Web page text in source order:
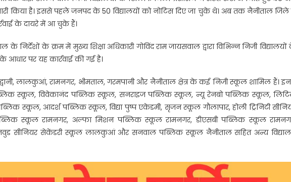
मनमानी
पर
बड़ा
जिला
प्रशासन
जारी
किए
49
नए
नोटिस
किया है। इससे पहले जनपद के 50 विद्यालयों को नोटिस दिए जा चुके थे। अब तक नैनीताल
के दायरे में आ चुके हैं।
निर्देशों के क्रम में मुख्य शिक्षा अधिकारी गोविंद राम जायसवाल द्वारा विभिन्न निजी
आधार पर यह कार्रवाई की गई है।
लालकुआं, रामनगर, भीमताल, गरमपानी और नैनीताल क्षेत्र के कई निजी स्कूल शामिल हैं।
स्कूल, विवेकानंद पब्लिक स्कूल, सनराइज पब्लिक स्कूल, न्यू रेनबो पब्लिक स्कूल,
स्कूल, आदर्श पब्लिक स्कूल, विद्या पुष्प एकेडमी, सृजन स्कूल गौलापार, होली ट्रिनिटी
स्कूल रामनगर, अल्फा मिशन पब्लिक स्कूल रामनगर, डीएसबी पब्लिक स्कूल
सीनियर सेकेंडरी स्कूल लालकुआं और सनवाल पब्लिक स्कूल नैनीताल सहित अन्य